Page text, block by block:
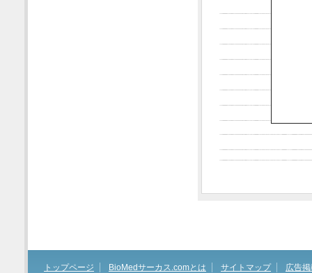
トップページ BioMedサーカス.comとは サイトマップ 広告